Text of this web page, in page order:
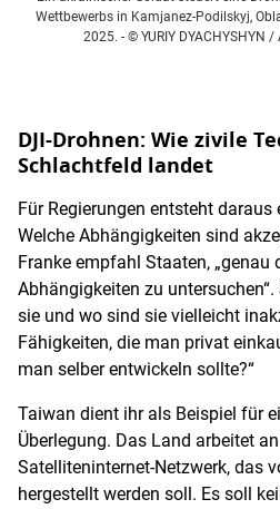
Wettbewerbs in Kamjanez-Podilskyj,
2025. - © YURIY DYACHYSHYN
DJI-Drohnen: Wie zivile
Schlachtfeld landet
Für Regierungen entsteht daraus
Welche Abhängigkeiten sind
Franke empfahl Staaten, „genau
Abhängigkeiten zu
sie und wo sind sie vielleicht
Fähigkeiten, die man privat
man selber entwickeln sollte?“
Taiwan dient ihr als Beispiel für
Überlegung. Das Land arbeitet
Satelliteninternet-Netzwerk, das
hergestellt werden soll. Es soll